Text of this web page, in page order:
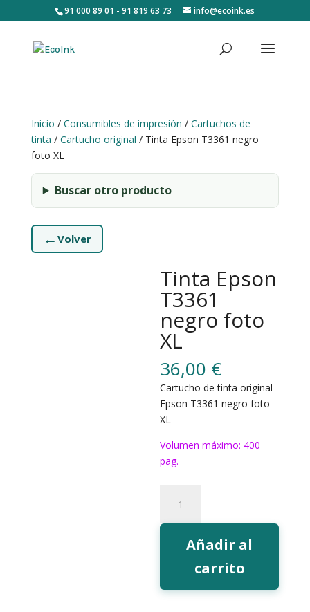
91 000 89 01 - 91 819 63 73 info@ecoink.es
Inicio / Consumibles de impresión / Cartuchos de
tinta / Cartucho original / Tinta Epson T3361 negro
foto XL
Buscar otro producto
← Volver
Tinta Epson
T3361
negro foto
XL
36,00 €
Cartucho de tinta original
Epson T3361 negro foto
XL
Volumen máximo: 400
pag.
Epson
T3361
cantidad
Añadir al
carrito